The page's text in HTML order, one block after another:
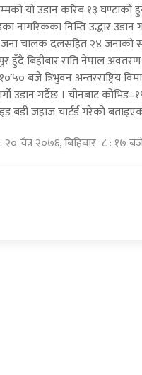
यो उडान करिब १३
नागरिकका निम्ति उद्धार
चालक दलसहित २४ जनाको
हुँदै बिहीबार राति नेपाल
बजे त्रिभुवन अन्तरराष्ट्रिय
उडान गर्दैछ । चीनबाट
बडी जहाज चार्टर्ड गरेको
२० चैत्र २०७६, बिहिबार ८ : १७